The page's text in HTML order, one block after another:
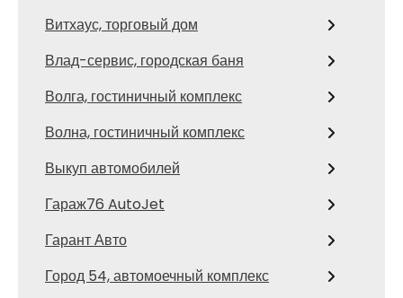
Витхаус, торговый дом
Влад-сервис, городская баня
Волга, гостиничный комплекс
Волна, гостиничный комплекс
Выкуп автомобилей
Гараж76 AutoJet
Гарант Авто
Город 54, автомоечный комплекс